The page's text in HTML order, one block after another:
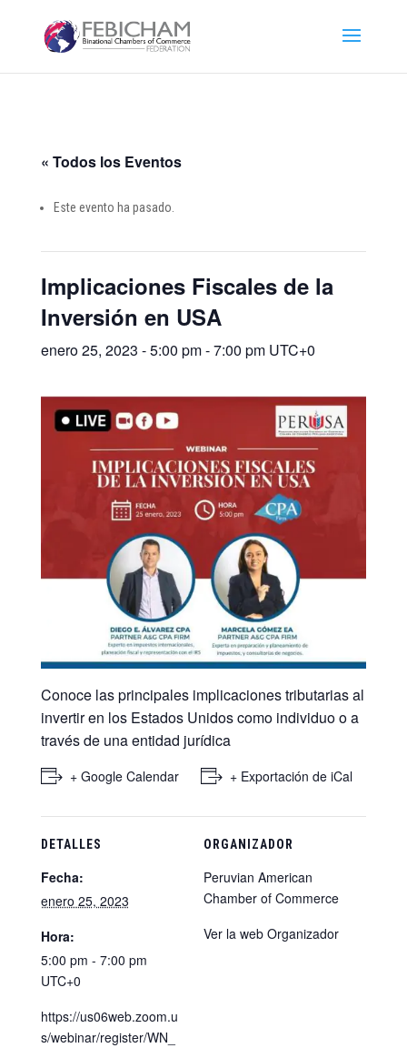
« Todos los Eventos
Este evento ha pasado.
Implicaciones Fiscales de la
Inversión en USA
enero 25, 2023 - 5:00 pm-7:00 pm UTC+0
Conoce las principales implicaciones tributarias al
invertir en los Estados Unidos como individuo o a
través de una entidad jurídica
+ Google Calendar + Exportación de iCal
DETALLES
Fecha:
enero 25, 2023
Hora:
5:00 pm - 7:00 pm
UTC+0
https://us06web.zoom.u
s/webinar/register/WN_
ORGANIZADOR
Peruvian American
Chamber of Commerce
Ver la web Organizador